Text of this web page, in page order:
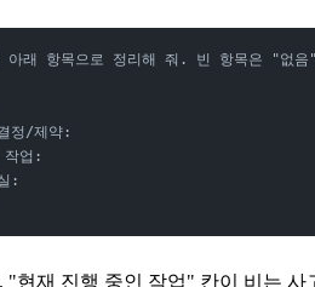
아래 항목으로 정리해 줘. 빈 항목은 "없음
정/제약:
업:
:
"현재 진행 중인 작업" 칸이 비는